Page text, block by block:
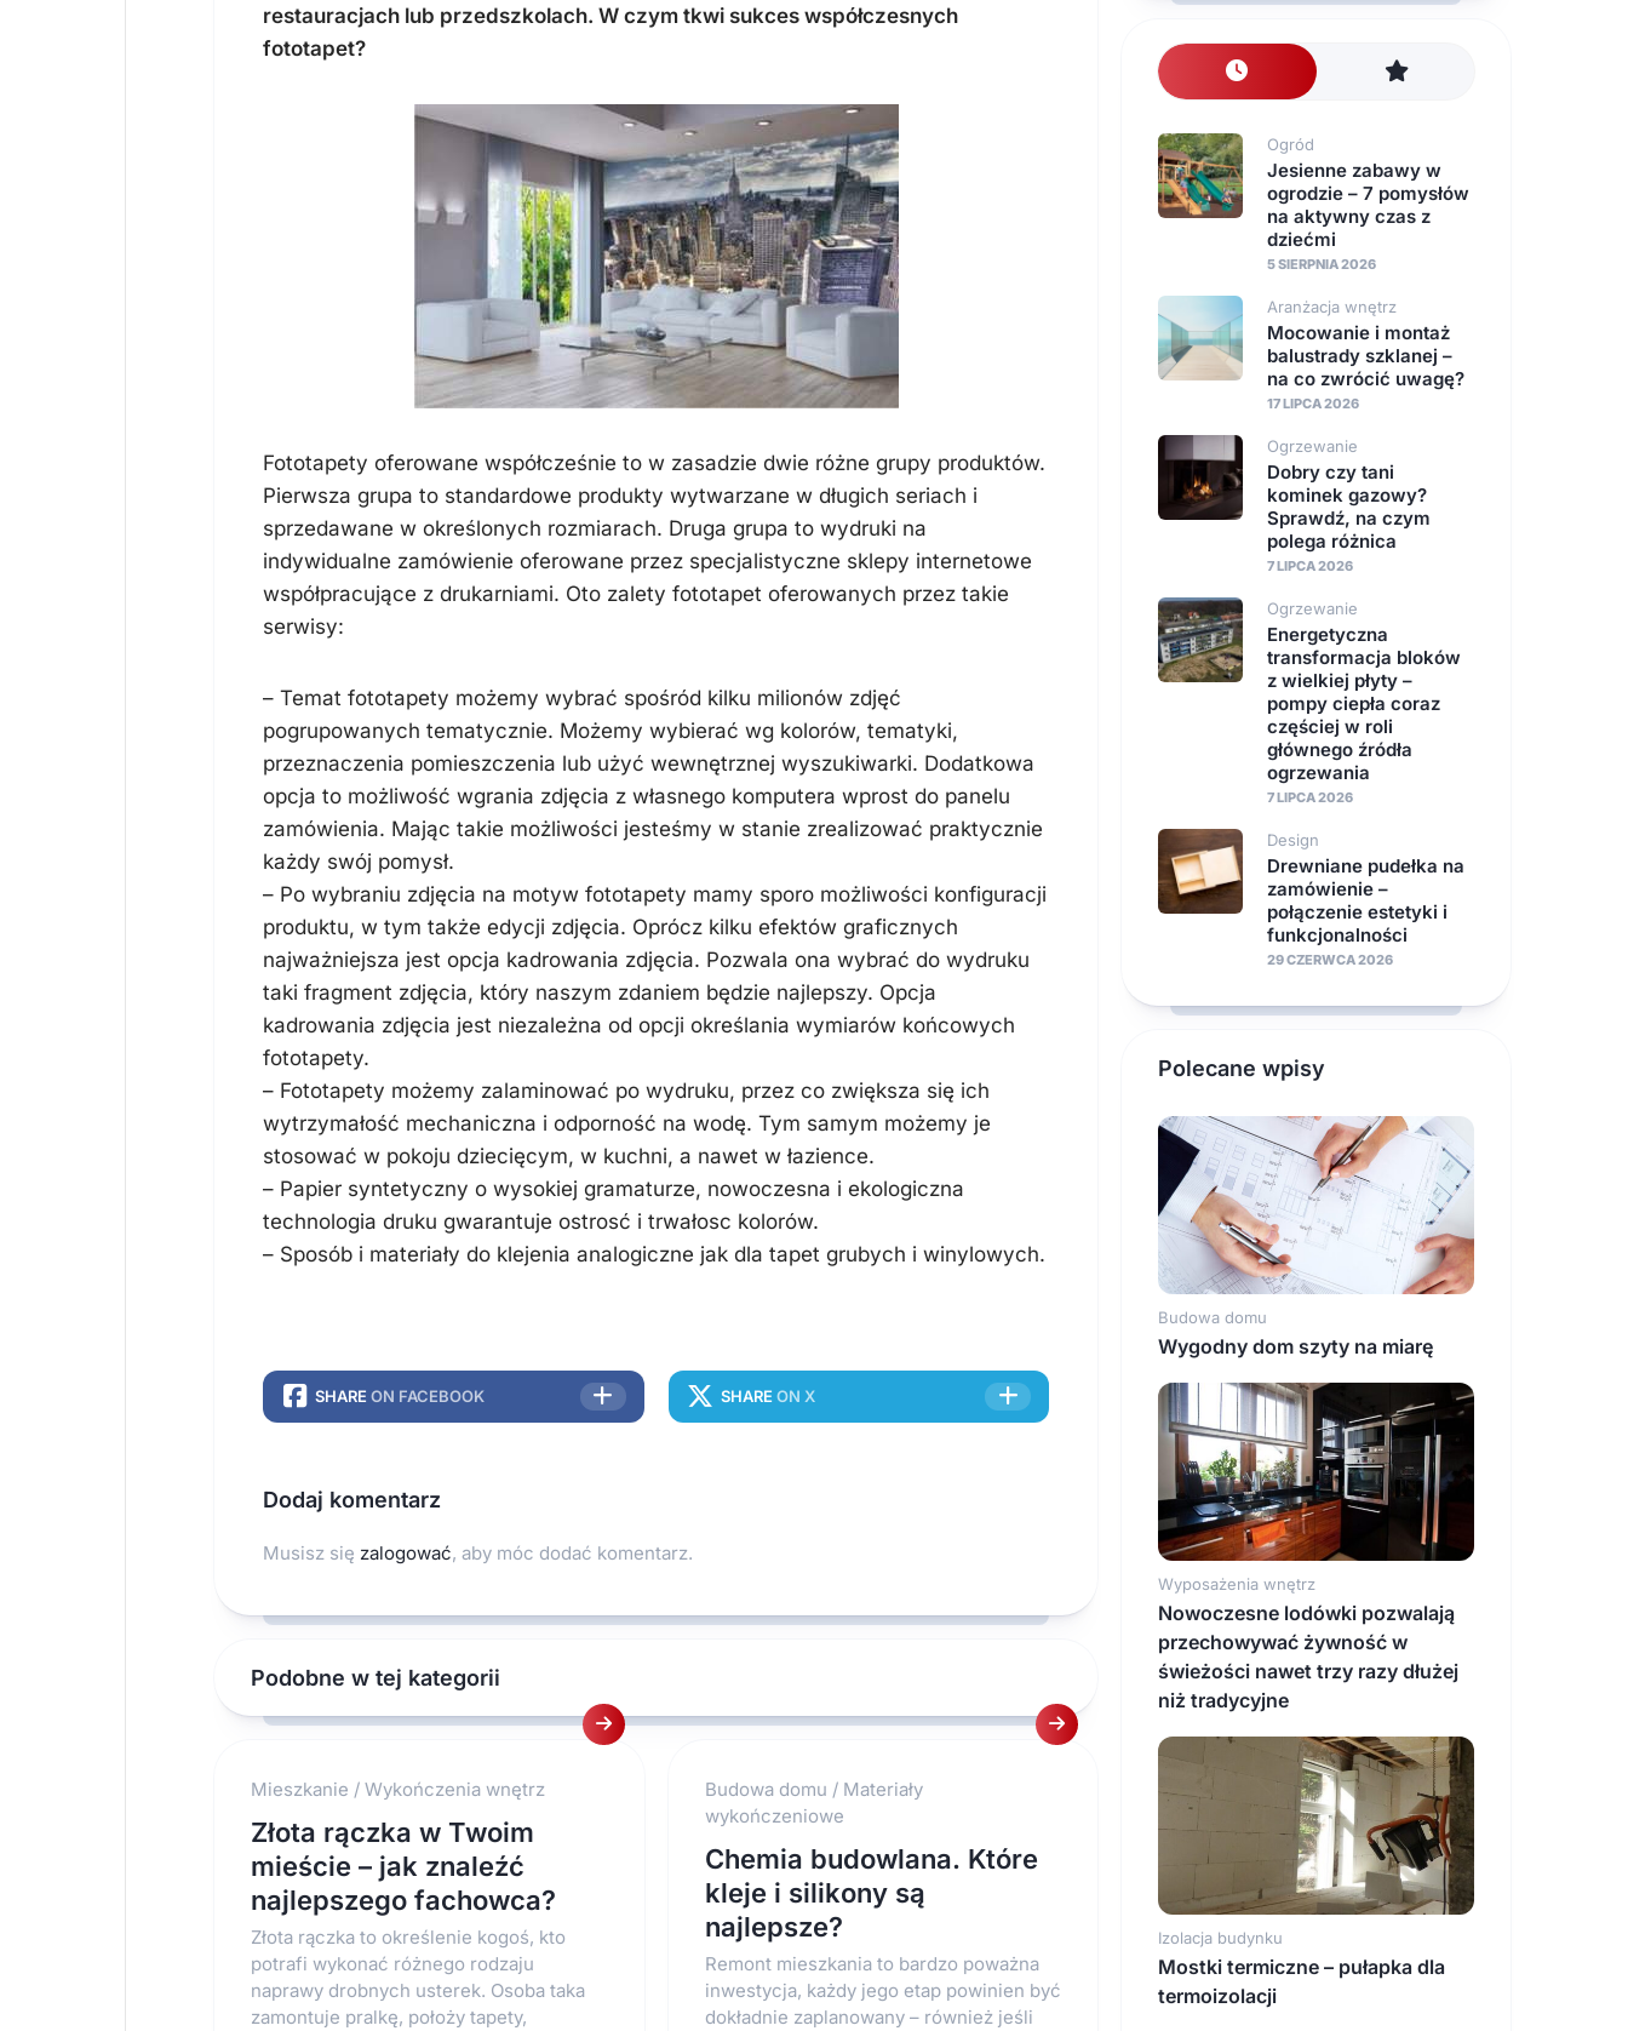
Więźba
dachowa
nawierzchnie
Instalacje
restauracjach lub przedszkolach. W czym tkwi sukces współczesnych
fototapet?
Fototapety oferowane współcześnie to w zasadzie dwie różne grupy produktów.
Pierwsza grupa to standardowe produkty wytwarzane w długich seriach i
sprzedawane w określonych rozmiarach. Druga grupa to wydruki na
indywidualne zamówienie oferowane przez specjalistyczne sklepy internetowe
współpracujące z drukarniami. Oto zalety fototapet oferowanych przez takie
serwisy:
– Temat fototapety możemy wybrać spośród kilku milionów zdjęć
pogrupowanych tematycznie. Możemy wybierać wg kolorów, tematyki,
przeznaczenia pomieszczenia lub użyć wewnętrznej wyszukiwarki. Dodatkowa
opcja to możliwość wgrania zdjęcia z własnego komputera wprost do panelu
zamówienia. Mając takie możliwości jesteśmy w stanie zrealizować praktycznie
każdy swój pomysł.
– Po wybraniu zdjęcia na motyw fototapety mamy sporo możliwości konfiguracji
produktu, w tym także edycji zdjęcia. Oprócz kilku efektów graficznych
najważniejsza jest opcja kadrowania zdjęcia. Pozwala ona wybrać do wydruku
taki fragment zdjęcia, który naszym zdaniem będzie najlepszy. Opcja
kadrowania zdjęcia jest niezależna od opcji określania wymiarów końcowych
fototapety.
– Fototapety możemy zalaminować po wydruku, przez co zwiększa się ich
wytrzymałość mechaniczna i odporność na wodę. Tym samym możemy je
stosować w pokoju dziecięcym, w kuchni, a nawet w łazience.
– Papier syntetyczny o wysokiej gramaturze, nowoczesna i ekologiczna
technologia druku gwarantuje ostrosć i trwałosc kolorów.
– Sposób i materiały do klejenia analogiczne jak dla tapet grubych i winylowych.
SHARE ON FACEBOOK SHARE ON X
Dodaj komentarz
Musisz się zalogować, aby móc dodać komentarz.
Podobne w tej kategorii
Mieszkanie / Wykończenia wnętrz
Złota rączka w Twoim
mieście – jak znaleźć
najlepszego fachowca?
Złota rączka to określenie kogoś, kto
potrafi wykonać różnego rodzaju
naprawy drobnych usterek. Osoba taka
zamontuje pralkę, położy tapety,
Budowa domu / Materiały
wykończeniowe
Chemia budowlana. Które
kleje i silikony są
najlepsze?
Remont mieszkania to bardzo poważna
inwestycja, każdy jego etap powinien być
dokładnie zaplanowany – również jeśli
Ogród
Jesienne zabawy w
ogrodzie – 7 pomysłów
na aktywny czas z
dziećmi
5 SIERPNIA 2026
Aranżacja wnętrz
Mocowanie i montaż
balustrady szklanej –
na co zwrócić uwagę?
17 LIPCA 2026
Ogrzewanie
Dobry czy tani
kominek gazowy?
Sprawdź, na czym
polega różnica
7 LIPCA 2026
Ogrzewanie
Energetyczna
transformacja bloków
z wielkiej płyty –
pompy ciepła coraz
częściej w roli
głównego źródła
ogrzewania
7 LIPCA 2026
Design
Drewniane pudełka na
zamówienie –
połączenie estetyki i
funkcjonalności
29 CZERWCA 2026
Polecane wpisy
Budowa domu
Wygodny dom szyty na miarę
Wyposażenia wnętrz
Nowoczesne lodówki pozwalają
przechowywać żywność w
świeżości nawet trzy razy dłużej
niż tradycyjne
Izolacja budynku
Mostki termiczne – pułapka dla
termoizolacji